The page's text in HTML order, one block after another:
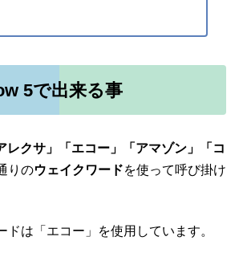
5で出来る事
レクサ」「エコー」「アマゾン」「コ
りのウェイクワードを使って呼び掛け
ドは「エコー」を使用しています。